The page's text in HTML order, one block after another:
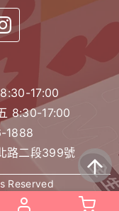
17:00
8:30-17:00
1888
路二段399號
Reserved